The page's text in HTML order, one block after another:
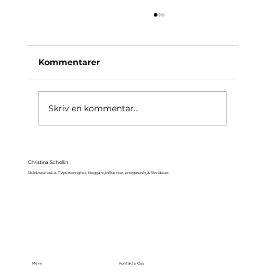
Kommentarer
Skriv en kommentar...
Christina Schollin
Skådespelerska, TV-personlighet, bloggare, influencer, entreprenör, & föreläsare.
Meny Kontakta Oss